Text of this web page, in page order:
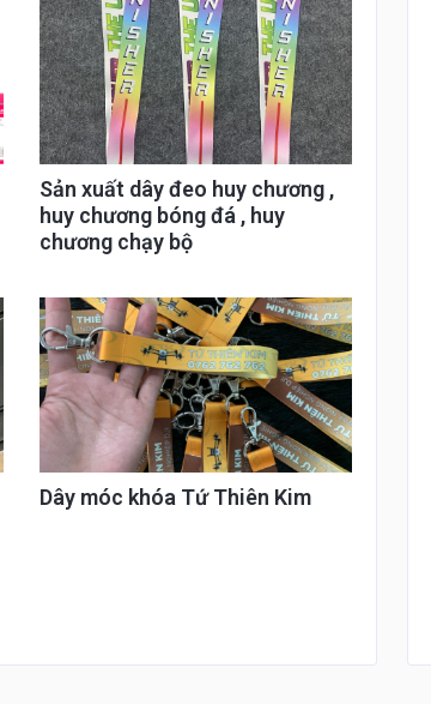
Sản xuất dây đeo huy chương ,
huy chương bóng đá , huy
chương chạy bộ
Dây móc khóa Tứ Thiên Kim